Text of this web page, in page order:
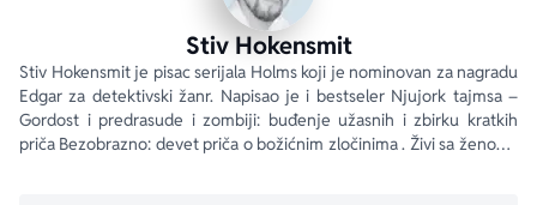
Stiv Hokensmit
Stiv Hokensmit je pisac serijala Holms koji je nominovan za nagradu
Edgar za detektivski žanr. Napisao je i bestseler Njujork tajmsa –
Gordost i predrasude i zombiji: buđenje užasnih i zbirku kratkih
priča Bezobrazno: devet priča o božićnim zločinima . Živi sa ženom i